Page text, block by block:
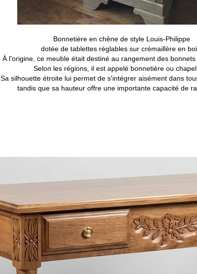
Bonnetière en chêne de style Louis-Philippe
dotée de tablettes réglables sur crémaillère en
À l'origine, ce meuble était destiné au rangement des
Selon les régions, il est appelé bonnetière ou
Sa silhouette étroite lui permet de s'intégrer aisément dans
tandis que sa hauteur offre une importante capacité de